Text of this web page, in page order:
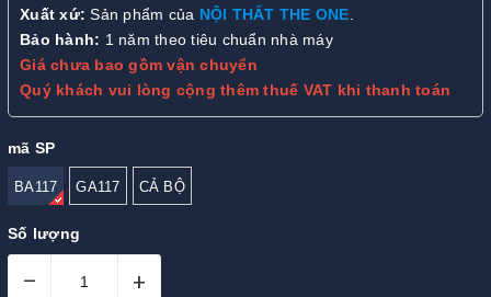
Xuất xứ:Sản phẩm của NỘI THẤT THE ONE.
Bảo hành: 1 năm theo tiêu chuẩn nhà máy
Giá chưa bao gồm vận chuyển
Quý khách vui lòng cộng thêm thuế VAT khi thanh toán
mã SP
BA117 GA117 CẢ BỘ
Số lượng
– +